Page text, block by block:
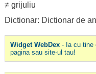
≠ grijuliu
Dictionar: Dictionar de
Widget WebDex- Ia cu tine
pagina sau site-ul tau!